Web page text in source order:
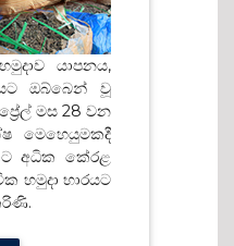
යාපනය,
ඔබ්බෙන් වූ
මස 28 වන
මෙහෙයුමකදී
අධික කේරළ
හමුදා භාරයට